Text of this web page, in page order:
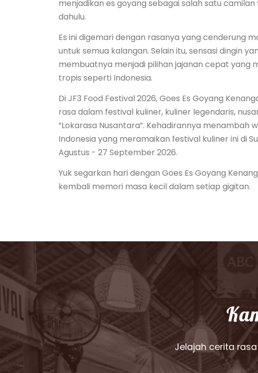
menjadikan es goyang sebagai salah satu
dahulu.
Es ini digemari dengan rasanya yang cenderung
untuk semua kalangan. Selain itu, sensasi dingin
membuatnya menjadi pilihan jajanan cepat yang
tropis seperti Indonesia.
Di JF3 Food Festival 2026, Goes Es Goyang
rasa dalam festival kuliner, kuliner legendaris,
“Lokarasa Nusantara”. Kehadirannya menambah
Indonesia yang meramaikan festival kuliner ini di
Agustus - 27 September 2026.
Yuk segarkan hari dengan Goes Es Goyang
kembali memori masa kecil dalam setiap gigitan.
Jelajah cerita